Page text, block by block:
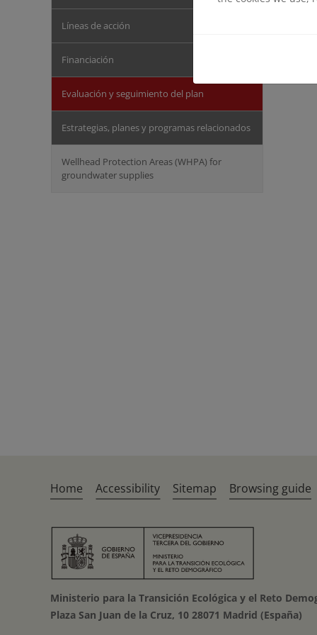
Líneas de acción
Financiación
Evaluación y seguimiento del plan
Estrategias, planes y programas relacionados
Wellhead Protection Areas (WHPA) for
groundwater supplies
Home Accessibility Sitemap Browsing guide
Ministerio para la Transición Ecológica y el Reto
Plaza San Juan de la Cruz, 10 28071 Madrid (España)